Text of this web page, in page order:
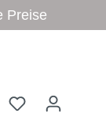
Preise